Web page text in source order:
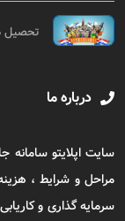
تحصیل
درباره ما
سایت اپلایتو
مراحل و شرایط ،
سرمایه گذاری و